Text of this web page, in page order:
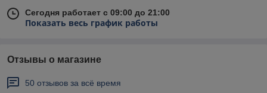
Сегодня работает с 09:00 до 21:00
Показать весь график работы
Отзывы о магазине
50 отзывов за всё время